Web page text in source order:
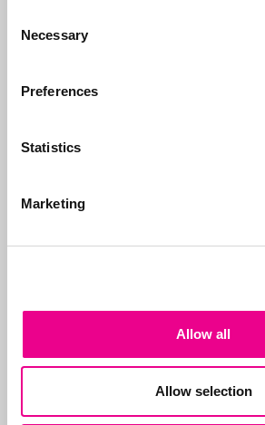
Selection
Necessary
Preferences
Statistics
Marketing
Allow all
Allow selection
Neem contact op